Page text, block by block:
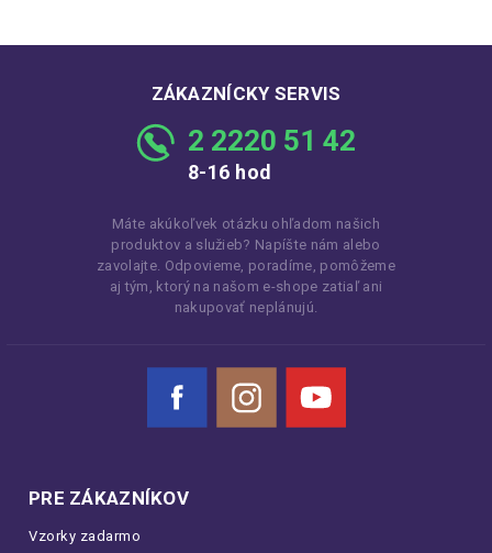
ZÁKAZNÍCKY SERVIS
2 2220 51 42
8-16 hod
Máte akúkoľvek otázku ohľadom našich
produktov a služieb? Napíšte nám alebo
zavolajte. Odpovieme, poradíme, pomôžeme
aj tým, ktorý na našom e-shope zatiaľ ani
nakupovať neplánujú.
Facebook Instagram YouTube
PRE ZÁKAZNÍKOV
Vzorky zadarmo